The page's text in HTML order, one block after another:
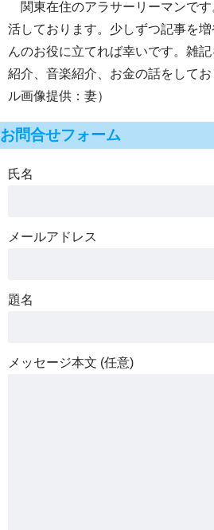
関東在住のアラサーリーマンです
活しております。少しずつ記事を
んのお役に立てれば幸いです。雑
紹介、音楽紹介、お金の話をして
ル画像提供：妻）
お問合せフォーム
氏名
メールアドレス
題名
メッセージ本文 (任意)